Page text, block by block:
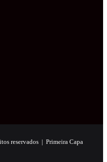
reservados | Primeira Capa